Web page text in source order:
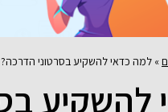
» למה כדאי להשקיע בסרטוני הדרכה?
להשקיע